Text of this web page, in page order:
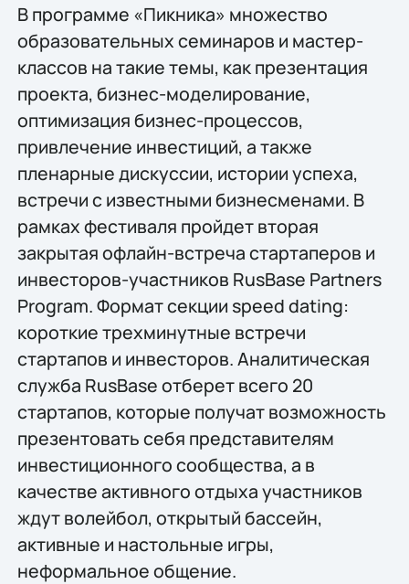
В программе «Пикника» множество
образовательных семинаров и мастер-
классов на такие темы, как презентация
проекта, бизнес-моделирование,
оптимизация бизнес-процессов,
привлечение инвестиций, а также
пленарные дискуссии, истории успеха,
встречи с известными бизнесменами. В
рамках фестиваля пройдeт вторая
закрытая офлайн-встреча стартаперов и
инвесторов-участников RusBase Partners
Program. Формат секции speed dating:
короткие трeхминутные встречи
стартапов и инвесторов. Аналитическая
служба RusBase отберет всего 20
стартапов, которые получат возможность
презентовать себя представителям
инвестиционного сообщества, а в
качестве активного отдыха участников
ждут волейбол, открытый бассейн,
активные и настольные игры,
неформальное общение.